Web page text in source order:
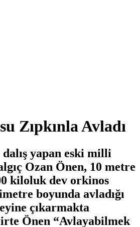
Zıpkınla Avladı
yapan eski milli
Ozan Önen, 10 metre
kiloluk dev orkinos
boyunda avladığı
çıkarmakta
Önen “Avlayabilmek